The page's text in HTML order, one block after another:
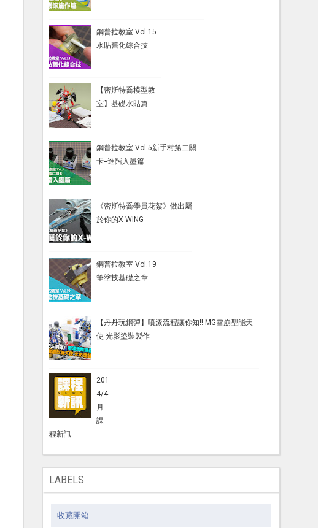
鋼普拉教室 Vol.15
水貼舊化綜合技
【密斯特喬模型教
室】基礎水貼篇
鋼普拉教室 Vol.5新手村第二關
卡--進階入墨篇
《密斯特喬學員花絮》做出屬
於你的X-WING
鋼普拉教室 Vol.19
筆塗技基礎之章
【丹丹玩鋼彈】噴漆流程讓你知!! MG雪崩型能天
使 光影塗裝製作
201
4/4
月
課
程新訊
LABELS
收藏開箱